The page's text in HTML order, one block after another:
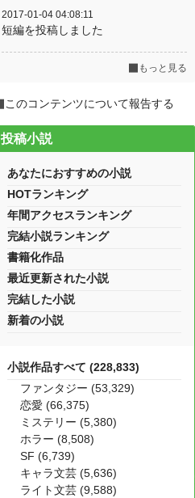
2017-01-04 04:08:11
短編を投稿しました
もっと見る
このコンテンツについて報告する
投稿小説
あなたにおすすめの小説
HOTランキング
年間アクセスランキング
完結小説ランキング
書籍化作品
最近更新された小説
完結した小説
新着の小説
小説作品すべて (228,833)
ファンタジー (53,329)
恋愛 (66,375)
ミステリー (5,380)
ホラー (8,508)
SF (6,739)
キャラ文芸 (5,636)
ライト文芸 (9,588)